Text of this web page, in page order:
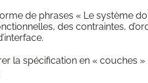
de phrases « Le sys­tème
des contraintes,
la spé­ci­fi­ca­tion en « couches »